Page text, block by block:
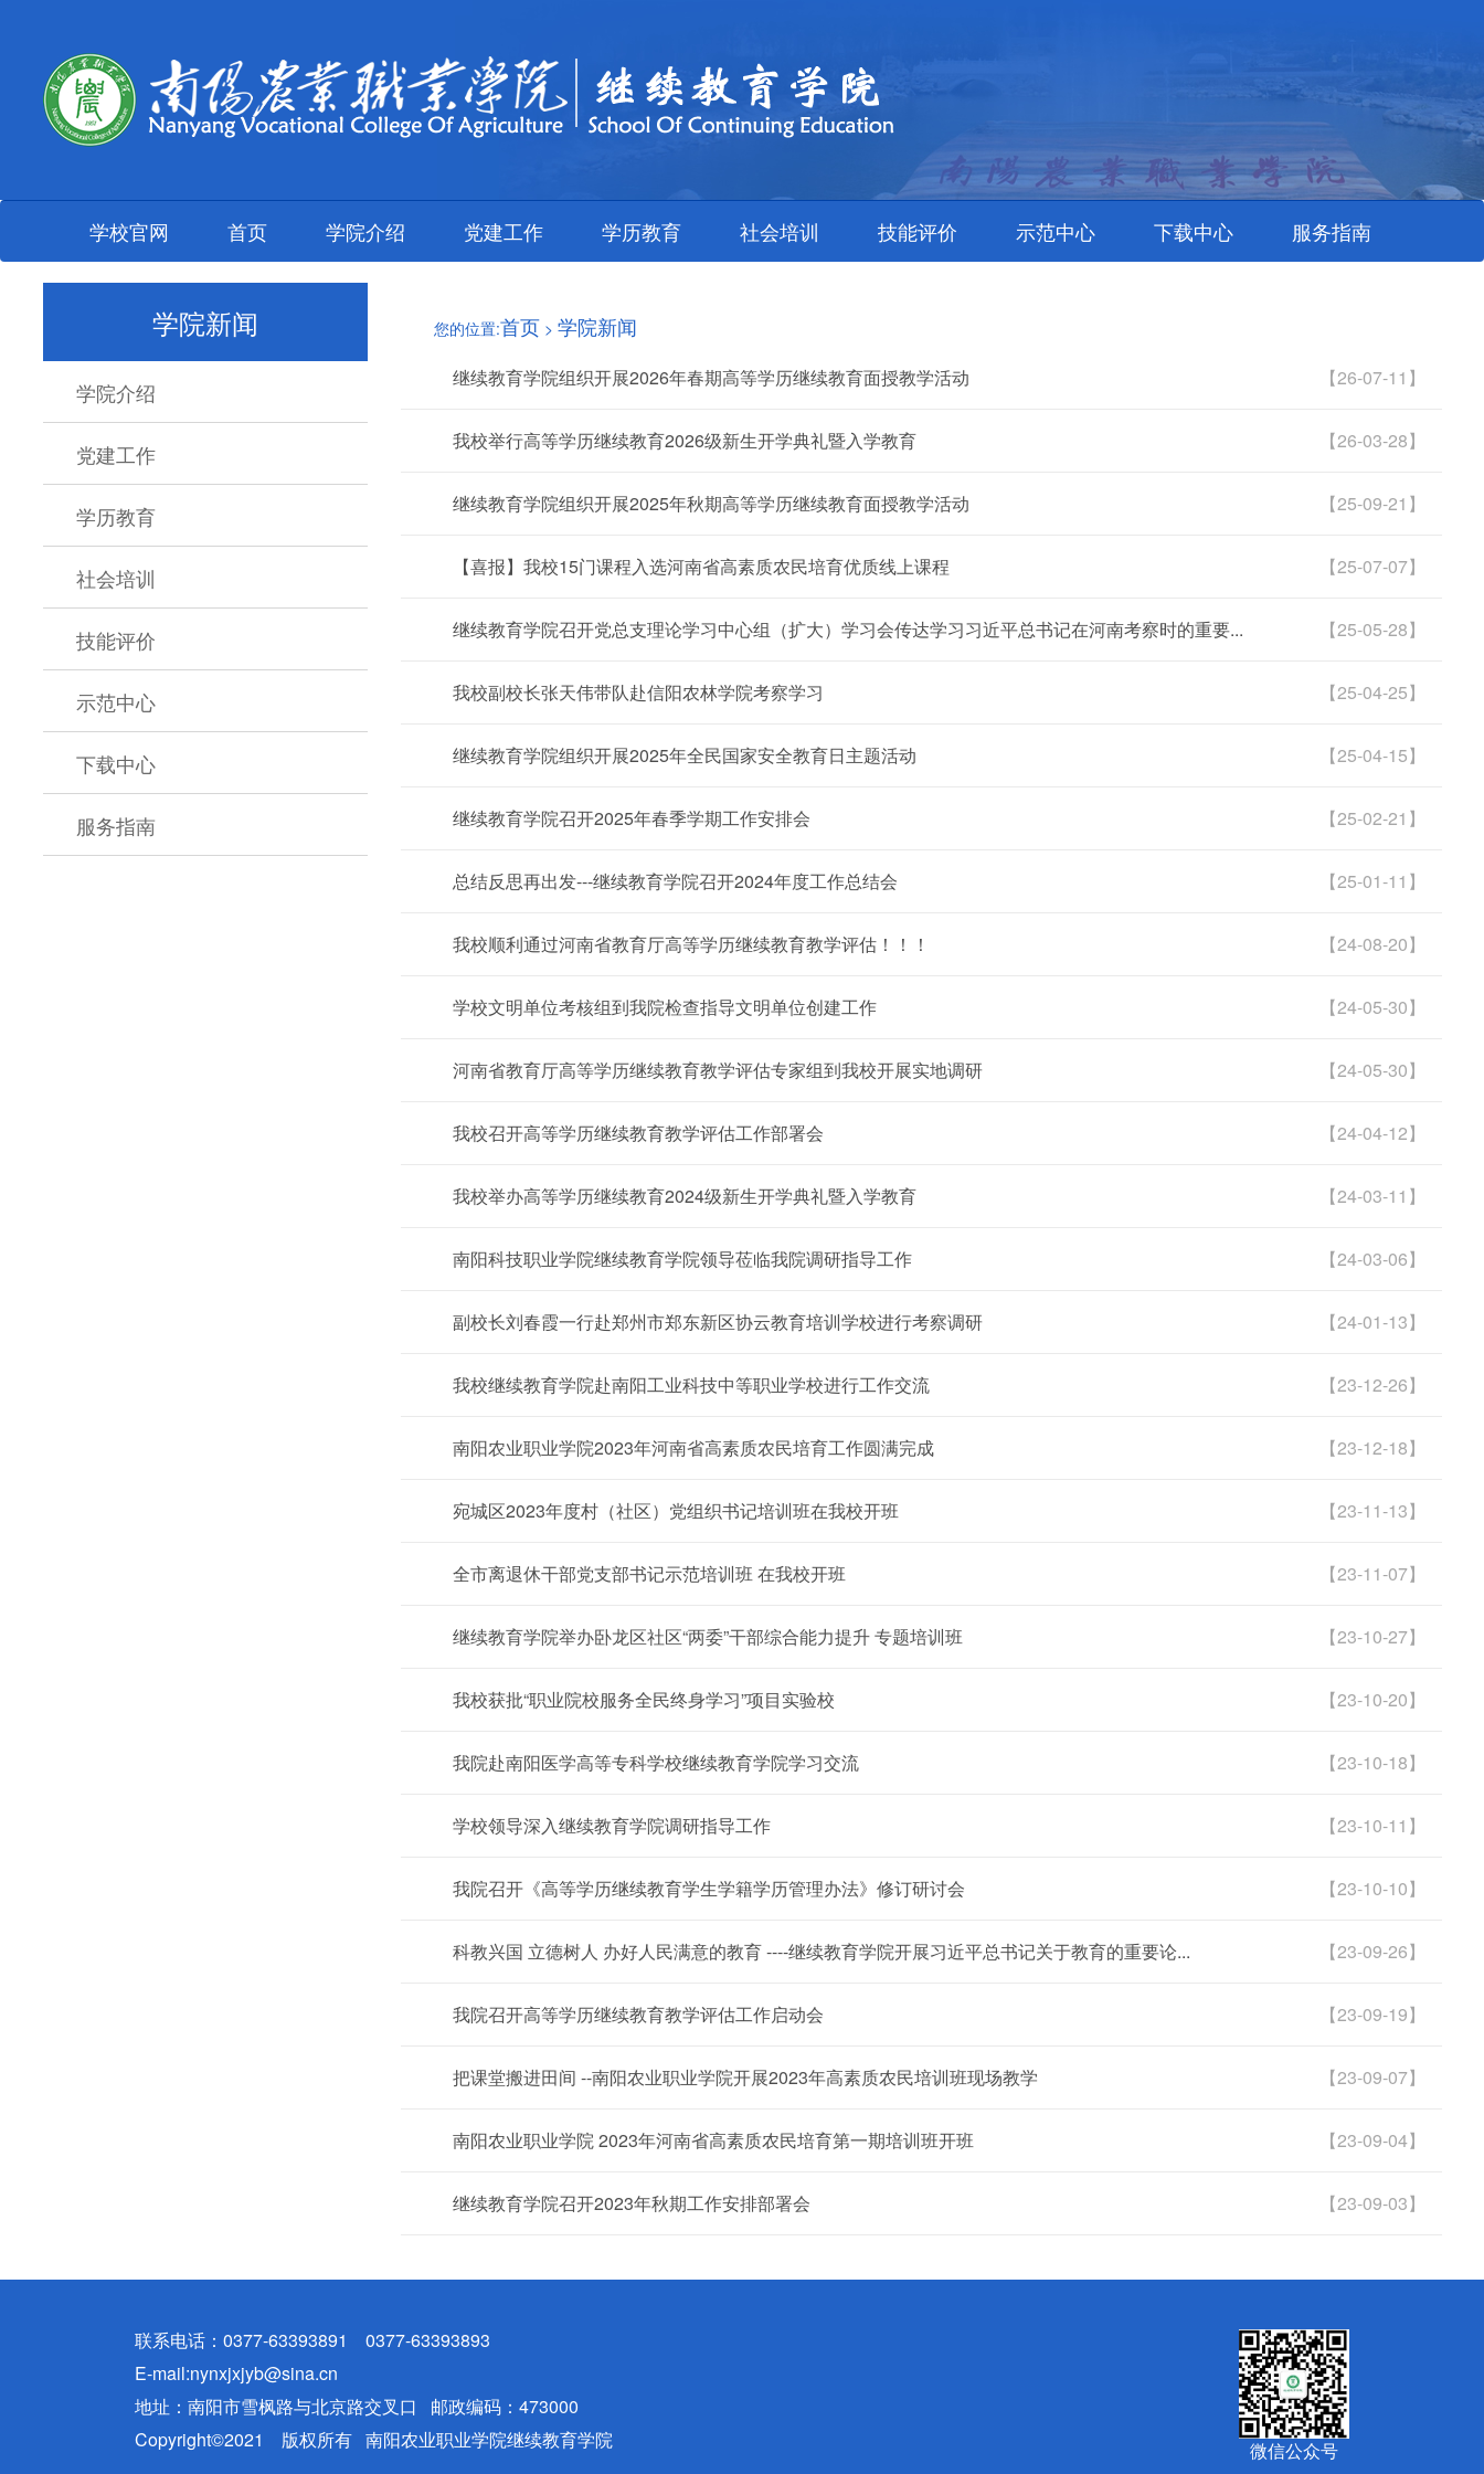
学校官网 首页 学院介绍 党建工作 学历教育 社会培训 技能评价 示范中心 下载中心 服务指南
学院新闻
学院介绍
党建工作
学历教育
社会培训
技能评价
示范中心
下载中心
服务指南
您的位置:首页 > 学院新闻
继续教育学院组织开展2026年春期高等学历继续教育面授教学活动 【26-07-11】
我校举行高等学历继续教育2026级新生开学典礼暨入学教育 【26-03-28】
继续教育学院组织开展2025年秋期高等学历继续教育面授教学活动 【25-09-21】
【喜报】我校15门课程入选河南省高素质农民培育优质线上课程 【25-07-07】
继续教育学院召开党总支理论学习中心组（扩大）学习会传达学习习近平总书记在河南考察时的重要... 【25-05-28】
我校副校长张天伟带队赴信阳农林学院考察学习 【25-04-25】
继续教育学院组织开展2025年全民国家安全教育日主题活动 【25-04-15】
继续教育学院召开2025年春季学期工作安排会 【25-02-21】
总结反思再出发---继续教育学院召开2024年度工作总结会 【25-01-11】
我校顺利通过河南省教育厅高等学历继续教育教学评估！！！ 【24-08-20】
学校文明单位考核组到我院检查指导文明单位创建工作 【24-05-30】
河南省教育厅高等学历继续教育教学评估专家组到我校开展实地调研 【24-05-30】
我校召开高等学历继续教育教学评估工作部署会 【24-04-12】
我校举办高等学历继续教育2024级新生开学典礼暨入学教育 【24-03-11】
南阳科技职业学院继续教育学院领导莅临我院调研指导工作 【24-03-06】
副校长刘春霞一行赴郑州市郑东新区协云教育培训学校进行考察调研 【24-01-13】
我校继续教育学院赴南阳工业科技中等职业学校进行工作交流 【23-12-26】
南阳农业职业学院2023年河南省高素质农民培育工作圆满完成 【23-12-18】
宛城区2023年度村（社区）党组织书记培训班在我校开班 【23-11-13】
全市离退休干部党支部书记示范培训班 在我校开班 【23-11-07】
继续教育学院举办卧龙区社区“两委”干部综合能力提升 专题培训班 【23-10-27】
我校获批“职业院校服务全民终身学习”项目实验校 【23-10-20】
我院赴南阳医学高等专科学校继续教育学院学习交流 【23-10-18】
学校领导深入继续教育学院调研指导工作 【23-10-11】
我院召开《高等学历继续教育学生学籍学历管理办法》修订研讨会 【23-10-10】
科教兴国 立德树人 办好人民满意的教育 ----继续教育学院开展习近平总书记关于教育的重要论... 【23-09-26】
我院召开高等学历继续教育教学评估工作启动会 【23-09-19】
把课堂搬进田间 --南阳农业职业学院开展2023年高素质农民培训班现场教学 【23-09-07】
南阳农业职业学院 2023年河南省高素质农民培育第一期培训班开班 【23-09-04】
继续教育学院召开2023年秋期工作安排部署会 【23-09-03】
联系电话：0377-63393891 0377-63393893
E-mail:nynxjxjyb@sina.cn
地址：南阳市雪枫路与北京路交叉口 邮政编码：473000
Copyright©2021 版权所有 南阳农业职业学院继续教育学院
微信公众号